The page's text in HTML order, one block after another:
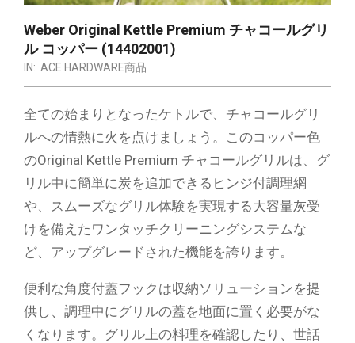
Weber Original Kettle Premium チャコールグリ
ル コッパー (14402001)
IN: ACE HARDWARE商品
全ての始まりとなったケトルで、チャコールグリ
ルへの情熱に火を点けましょう。このコッパー色
のOriginal Kettle Premium チャコールグリルは、グ
リル中に簡単に炭を追加できるヒンジ付調理網
や、スムーズなグリル体験を実現する大容量灰受
けを備えたワンタッチクリーニングシステムな
ど、アップグレードされた機能を誇ります。
便利な角度付蓋フックは収納ソリューションを提
供し、調理中にグリルの蓋を地面に置く必要がな
くなります。グリル上の料理を確認したり、世話